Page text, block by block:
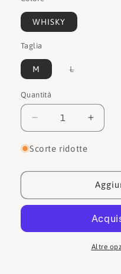
WHISKY
Taglia
M LVariante
Quantità
Quantità
Diminuisci
quantità
per
Cinture
VIN35
quantità
VIN35
Scorte ridotte
Altre